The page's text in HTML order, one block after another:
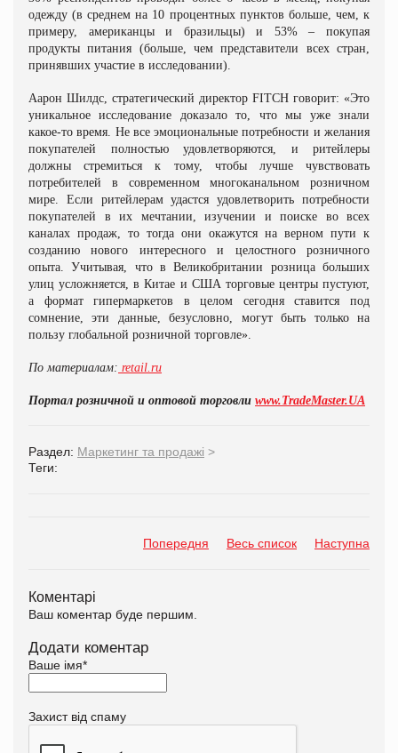
одежду (в среднем на 10 процентных пунктов больше, чем, к
примеру, американцы и бразильцы) и 53% – покупая
продукты питания (больше, чем представители всех стран,
принявших участие в исследовании).
Аарон Шилдс, стратегический директор FITCH говорит: «Это
уникальное исследование доказало то, что мы уже знали
какое-то время. Не все эмоциональные потребности и желания
покупателей полностью удовлетворяются, и ритейлеры
должны стремиться к тому, чтобы лучше чувствовать
потребителей в современном многоканальном розничном
мире. Если ритейлерам удастся удовлетворить потребности
покупателей в их мечтании, изучении и поиске во всех
каналах продаж, то тогда они окажутся на верном пути к
созданию нового интересного и целостного розничного
опыта. Учитывая, что в Великобритании розница больших
улиц усложняется, в Китае и США торговые центры пустуют,
а формат гипермаркетов в целом сегодня ставится под
сомнение, эти данные, безусловно, могут быть только на
пользу глобальной розничной торговле».
По материалам: retail.ru
Портал розничной и оптовой торговли www.TradeMaster.UA
Раздел: Маркетинг та продажі >
Теги:
Попередня Весь список Наступна
Коментарі
Ваш коментар буде першим.
Додати коментар
Ваше імя*
Захист від спаму